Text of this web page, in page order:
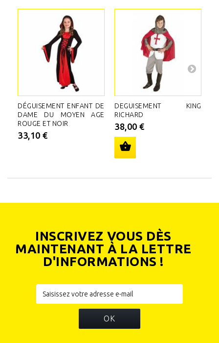
DÉGUISEMENT ENFANT DE
DAME DU MOYEN AGE
ROUGE ET NOIR
33,10 €
DEGUISEMENT KING
RICHARD
38,00 €
INSCRIVEZ VOUS DÈS
MAINTENANT À LA LETTRE
D'INFORMATIONS !
OK